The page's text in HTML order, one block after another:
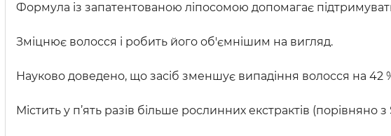
Формула із запатентованою ліпосомою допомагає
Зміцнює волосся і робить його об'ємнішим на вигляд.
Науково доведено, що засіб зменшує випадіння волосся на 42
Містить у п’ять разів більше рослинних екстрактів (порівняно